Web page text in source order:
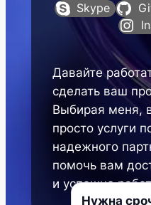
Нужна
Skype
Давайте
сделать ваш
Выбирая меня,
просто услуги
надежного
помочь вам
и успешно